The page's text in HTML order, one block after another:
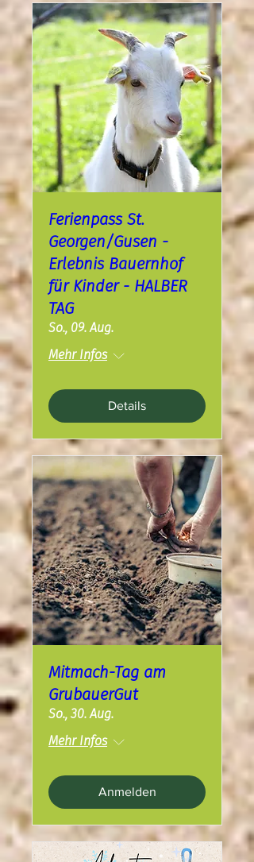
Ferienpass St.
Georgen/Gusen -
Erlebnis Bauernhof
für Kinder - HALBER
TAG
So., 09. Aug.
Mehr Infos
Details
Mitmach-Tag am
GrubauerGut
So., 30. Aug.
Mehr Infos
Anmelden